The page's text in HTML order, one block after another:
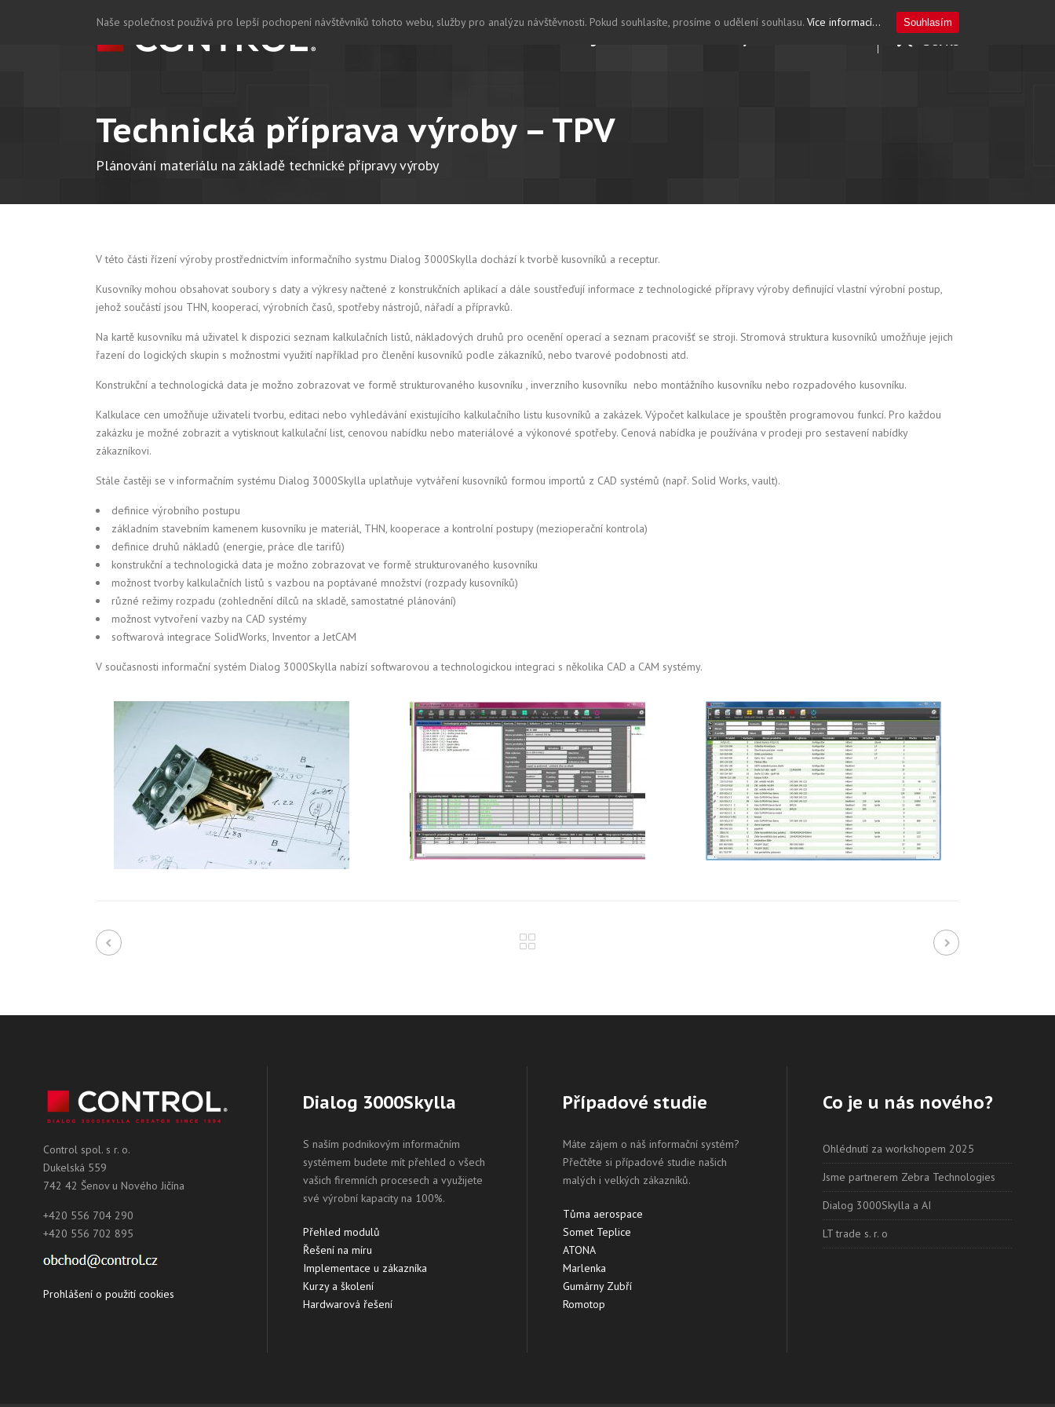
Servis
Technická příprava výroby – TPV
Plánování materiálu na základě technické přípravy výroby
V této části řízení výroby prostřednictvím informačního systmu Dialog 3000Skylla dochází k tvorbě kusovníků a receptur.
Kusovníky mohou obsahovat soubory s daty a výkresy načtené z konstrukčních aplikací a dále soustřeďují informace z technologické přípravy výroby definující vlastní výrobní postup,
jehož součástí jsou THN, kooperací, výrobních časů, spotřeby nástrojů, nářadí a přípravků.
Na kartě kusovníku má uživatel k dispozici seznam kalkulačních listů, nákladových druhů pro ocenění operací a seznam pracovišť se stroji. Stromová struktura kusovníků umožňuje jejich
řazení do logických skupin s možnostmi využití například pro členění kusovníků podle zákazníků, nebo tvarové podobnosti atd.
Konstrukční a technologická data je možno zobrazovat ve formě strukturovaného kusovníku , inverzního kusovníku nebo montážního kusovníku nebo rozpadového kusovníku.
Kalkulace cen umožňuje uživateli tvorbu, editaci nebo vyhledávání existujícího kalkulačního listu kusovníků a zakázek. Výpočet kalkulace je spouštěn programovou funkcí. Pro každou
zakázku je možné zobrazit a vytisknout kalkulační list, cenovou nabídku nebo materiálové a výkonové spotřeby. Cenová nabídka je používána v prodeji pro sestavení nabídky
zákazníkovi.
Stále častěji se v informačním systému Dialog 3000Skylla uplatňuje vytváření kusovníků formou importů z CAD systémů (např. Solid Works, vault).
definice výrobního postupu
základním stavebním kamenem kusovníku je materiál, THN, kooperace a kontrolní postupy (mezioperační kontrola)
definice druhů nákladů (energie, práce dle tarifů)
konstrukční a technologická data je možno zobrazovat ve formě strukturovaného kusovníku
možnost tvorby kalkulačních listů s vazbou na poptávané množství (rozpady kusovníků)
různé režimy rozpadu (zohlednění dílců na skladě, samostatné plánování)
možnost vytvoření vazby na CAD systémy
softwarová integrace SolidWorks, Inventor a JetCAM
V současnosti informační systém Dialog 3000Skylla nabízí softwarovou a technologickou integraci s několika CAD a CAM systémy.
Control spol. s r. o.
Dukelská 559
742 42 Šenov u Nového Jičína
+420 556 704 290
+420 556 702 895
Prohlášení o použití cookies
Dialog 3000Skylla
S naším podnikovým informačním
systémem budete mít přehled o všech
vašich firemních procesech a využijete
své výrobní kapacity na 100%.
Přehled modulů
Řešení na míru
Implementace u zákazníka
Kurzy a školení
Hardwarová řešení
Případové studie
Máte zájem o náš informační systém?
Přečtěte si případové studie našich
malých i velkých zákazníků.
Tůma aerospace
Somet Teplice
ATONA
Marlenka
Gumárny Zubří
Romotop
Co je u nás nového?
Ohlédnutí za workshopem 2025
Jsme partnerem Zebra Technologies
Dialog 3000Skylla a AI
LT trade s. r. o
Naše společnost používá pro lepší pochopení návštěvníků tohoto webu, služby pro analýzu návštěvnosti. Pokud souhlasíte, prosíme o udělení souhlasu. Více informací... Souhlasím